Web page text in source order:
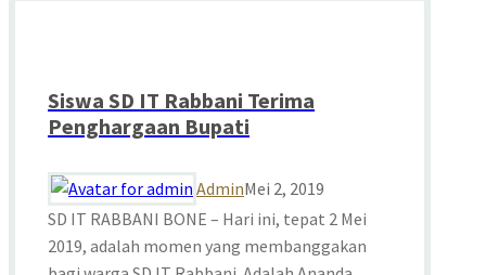
Siswa SD IT Rabbani Terima
Penghargaan Bupati
AdminMei 2, 2019
SD IT RABBANI BONE – Hari ini, tepat 2 Mei
2019, adalah momen yang membanggakan